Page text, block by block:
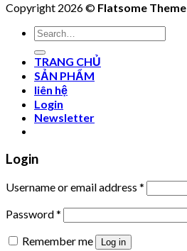
Copyright 2026 © Flatsome Theme
Search
for:
TRANG CHỦ
SẢN PHẨM
liên hệ
Login
Newsletter
Login
Username or email address *
Password*
Remember me
Log in